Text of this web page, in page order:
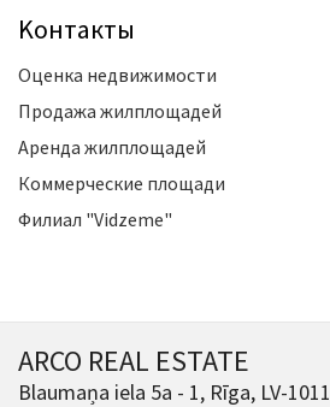
Kонтакты
Оценка недвижимости
Продажа жилплощадей
Аренда жилплощадей
Коммерческие площади
Филиал "Vidzeme"
ARCO REAL ESTATE
Blaumaņa iela 5a - 1, Rīga, LV-1011